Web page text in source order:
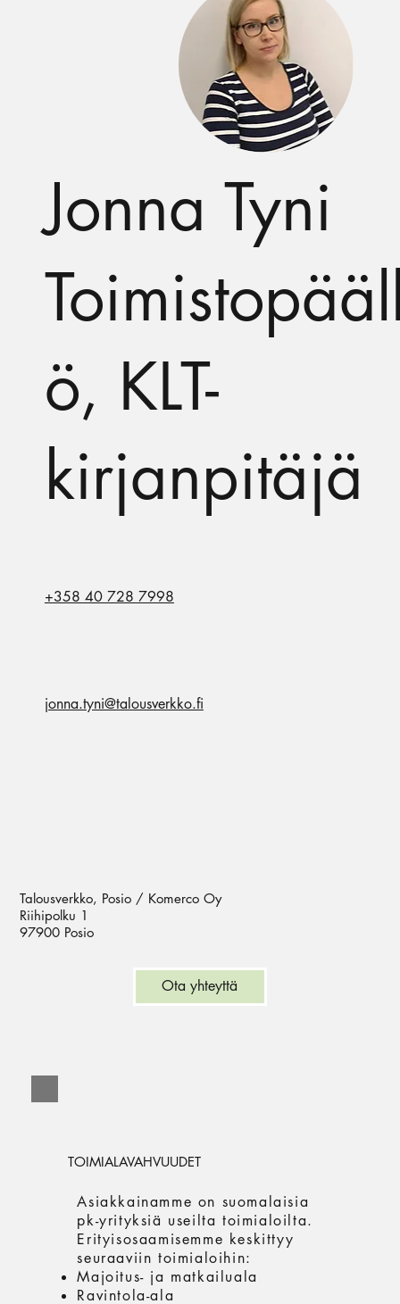
TOIMIALAVAHVUUDET
Asiakkainamme on suomalaisia
pk-yrityksiä useilta toimialoilta.
Erityisosaamisemme keskittyy
seuraaviin toimialoihin:
Majoitus- ja matkailuala
Ravintola-ala
Jonna Tyni
ö, KLT-
kirjanpitäjä
+358 40 728 7998
jonna.tyni@talousverkko.fi
Talousverkko, Posio / Komerco Oy
Riihipolku 1
97900 Posio
Ota yhteyttä